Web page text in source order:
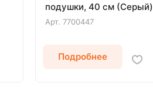
подушки, 40 см (Серый)
Арт. 7700447
Подробнее